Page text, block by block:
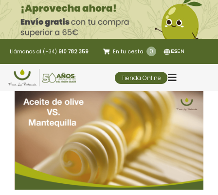
Saltar
al
contenido
Llámanos al (+34) 910 782 359 En tu cesta 0 ESEN
Tienda Online
Toggle
5 Elementos
Oleoturismo
Restaurante